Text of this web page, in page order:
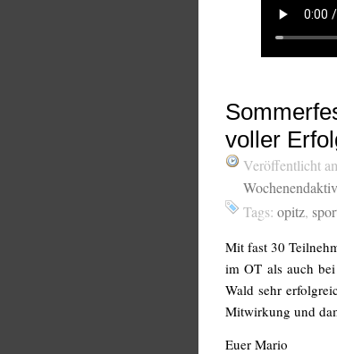
voller
Veröffentlicht
Tags: opitz,
Mit fast 30
im OT als auch
Wald sehr
Mitwirkung und
Euer Mario